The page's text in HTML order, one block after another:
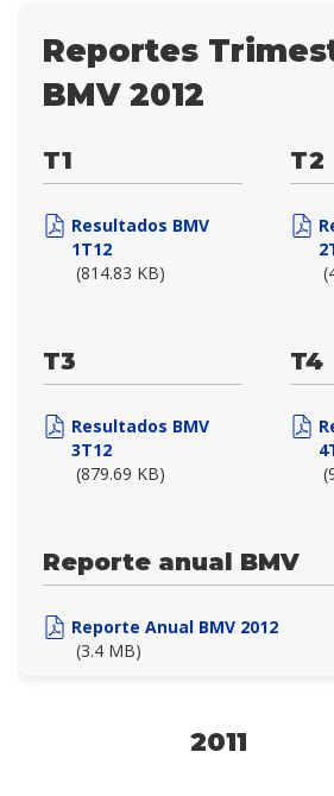
Reportes
BMV 2012
T1
Resultados BMV
1T12
(814.83 KB)
T2
T3
Resultados BMV
3T12
(879.69 KB)
T4
Reporte anual BMV
Reporte Anual BMV 2012
(3.4 MB)
2011